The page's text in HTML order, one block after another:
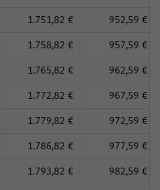
1.751,82 € 952,59 €
1.758,82 € 957,59 €
1.765,82 € 962,59 €
1.772,82 € 967,59 €
1.779,82 € 972,59 €
1.786,82 € 977,59 €
1.793,82 € 982,59 €